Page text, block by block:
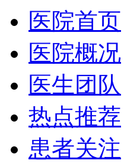
医院首页
医院概况
医生团队
热点推荐
患者关注